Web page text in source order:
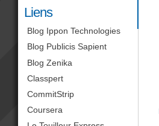
Liens
Blog Ippon Technologies
Blog Publicis Sapient
Blog Zenika
Classpert
CommitStrip
Coursera